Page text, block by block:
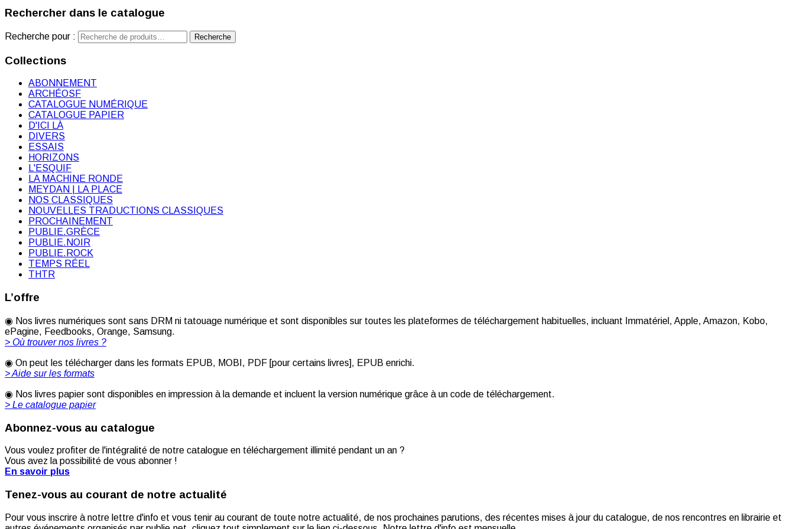
Rechercher dans le catalogue
Recherche pour : Recherche
Collections
ABONNEMENT
ARCHÉOSF
CATALOGUE NUMÉRIQUE
CATALOGUE PAPIER
D'ICI LÀ
DIVERS
ESSAIS
HORIZONS
L'ESQUIF
LA MACHINE RONDE
MEYDAN | LA PLACE
NOS CLASSIQUES
NOUVELLES TRADUCTIONS CLASSIQUES
PROCHAINEMENT
PUBLIE.GRÈCE
PUBLIE.NOIR
PUBLIE.ROCK
TEMPS RÉEL
THTR
L’offre
◉ Nos livres numériques sont sans DRM ni tatouage numérique et sont disponibles sur toutes les plateformes de téléchargement habituelles, incluant Immatériel, Apple, Amazon, Kobo,
ePagine, Feedbooks, Orange, Samsung.
> Où trouver nos livres ?
◉ On peut les télécharger dans les formats EPUB, MOBI, PDF [pour certains livres], EPUB enrichi.
> Aide sur les formats
◉ Nos livres papier sont disponibles en impression à la demande et incluent la version numérique grâce à un code de téléchargement.
> Le catalogue papier
Abonnez-vous au catalogue
Vous voulez profiter de l'intégralité de notre catalogue en téléchargement illimité pendant un an ?
Vous avez la possibilité de vous abonner !
En savoir plus
Tenez-vous au courant de notre actualité
Pour vous inscrire à notre lettre d'info et vous tenir au courant de toute notre actualité, de nos prochaines parutions, des récentes mises à jour du catalogue, de nos rencontres en librairie et